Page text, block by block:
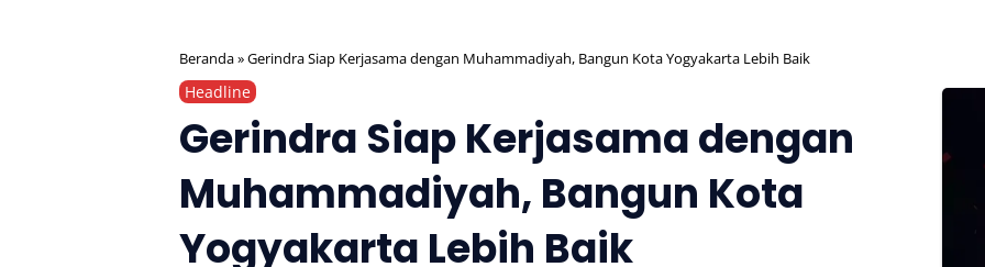
Beranda»Gerindra Siap Kerjasama dengan Muhammadiyah, Bangun Kota Yogyakarta Lebih Baik
Headline
Gerindra Siap Kerjasama dengan
Muhammadiyah, Bangun Kota
Yogyakarta Lebih Baik